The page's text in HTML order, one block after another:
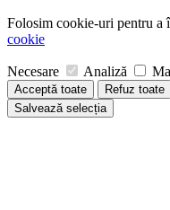
Folosim cookie-uri pentru a
cookie
Necesare Analiză
Acceptă toate
Refuz toate
Salvează selecția